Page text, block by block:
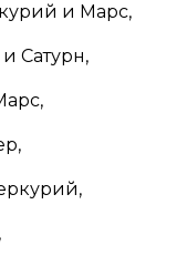
и Марс,
Сатурн,